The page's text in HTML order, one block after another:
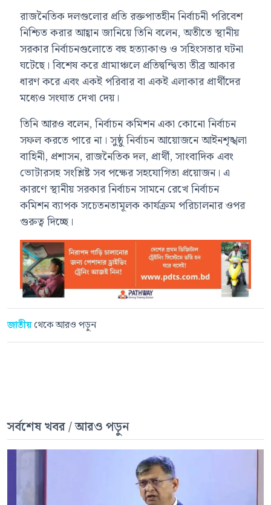
রাজনৈতিক দলগুলোর প্রতি রক্তপাতহীন নির্বাচনী পরিবেশ
নিশ্চিত করার আহ্বান জানিয়ে তিনি বলেন, অতীতে স্থানীয়
সরকার নির্বাচনগুলোতে বহু হত্যাকাণ্ড ও সহিংসতার ঘটনা
ঘটেছে। বিশেষ করে গ্রামাঞ্চলে প্রতিদ্বন্দ্বিতা তীব্র আকার
ধারণ করে এবং একই পরিবার বা একই এলাকার প্রার্থীদের
মধ্যেও সংঘাত দেখা দেয়।
তিনি আরও বলেন, নির্বাচন কমিশন একা কোনো নির্বাচন
সফল করতে পারে না। সুষ্ঠু নির্বাচন আয়োজনে আইনশৃঙ্খলা
বাহিনী, প্রশাসন, রাজনৈতিক দল, প্রার্থী, সাংবাদিক এবং
ভোটারসহ সংশ্লিষ্ট সব পক্ষের সহযোগিতা প্রয়োজন। এ
কারণে স্থানীয় সরকার নির্বাচন সামনে রেখে নির্বাচন
কমিশন ব্যাপক সচেতনতামূলক কার্যক্রম পরিচালনার ওপর
গুরুত্ব দিচ্ছে।
জাতীয়থেকে আরও পড়ুন
সর্বশেষ খবর / আরও পড়ুন